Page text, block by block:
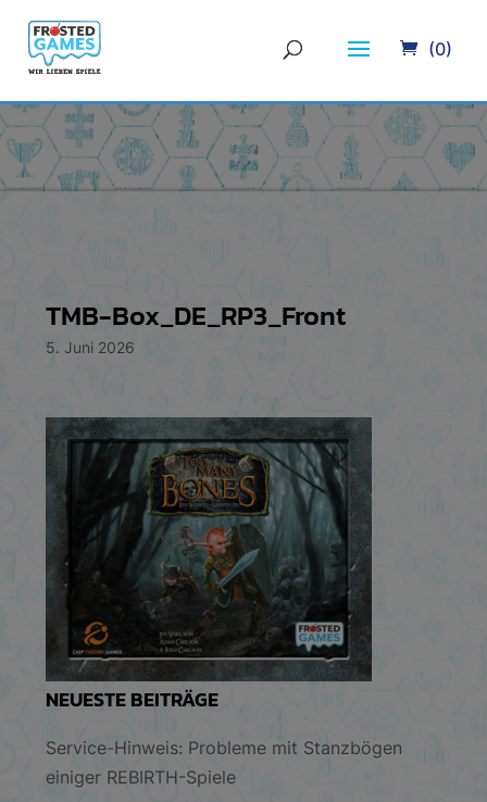
(0)
TMB-Box_DE_RP3_Front
5. Juni 2026
NEUESTE BEITRÄGE
Service-Hinweis: Probleme mit Stanzbögen
einiger REBIRTH-Spiele